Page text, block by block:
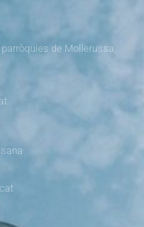
de Mollerussa,